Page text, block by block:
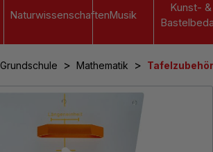
NaturwissenschaftenMusik
Kunst- &
Grundschule > Mathematik > Tafelzubehör